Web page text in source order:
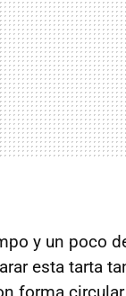
y un poco
esta tarta